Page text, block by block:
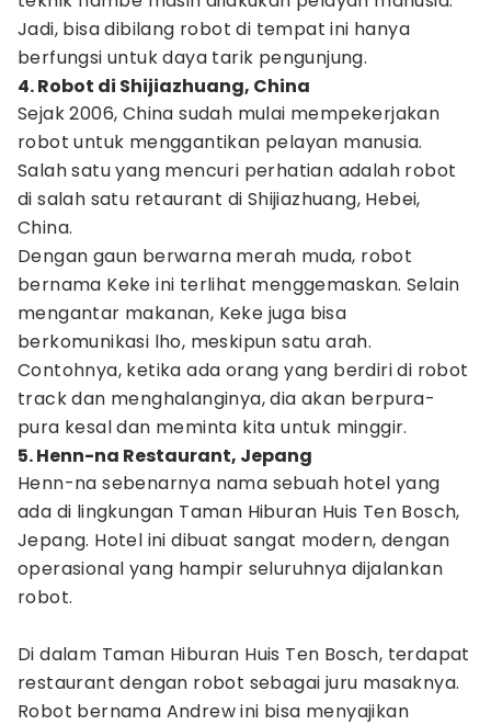
Jadi, bisa dibilang robot di tempat ini hanya
berfungsi untuk daya tarik pengunjung.
4. Robot di Shijiazhuang, China
Sejak 2006, China sudah mulai mempekerjakan
robot untuk menggantikan pelayan manusia.
Salah satu yang mencuri perhatian adalah robot
di salah satu retaurant di Shijiazhuang, Hebei,
China.
Dengan gaun berwarna merah muda, robot
bernama Keke ini terlihat menggemaskan. Selain
mengantar makanan, Keke juga bisa
berkomunikasi lho, meskipun satu arah.
Contohnya, ketika ada orang yang berdiri di robot
track dan menghalanginya, dia akan berpura-
pura kesal dan meminta kita untuk minggir.
5. Henn-na Restaurant, Jepang
Henn-na sebenarnya nama sebuah hotel yang
ada di lingkungan Taman Hiburan Huis Ten Bosch,
Jepang. Hotel ini dibuat sangat modern, dengan
operasional yang hampir seluruhnya dijalankan
robot.
Di dalam Taman Hiburan Huis Ten Bosch, terdapat
restaurant dengan robot sebagai juru masaknya.
Robot bernama Andrew ini bisa menyajikan